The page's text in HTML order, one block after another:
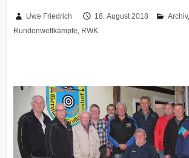
Uwe Friedrich 18. August 2018 Archiv,
Rundenwettkämpfe RWK